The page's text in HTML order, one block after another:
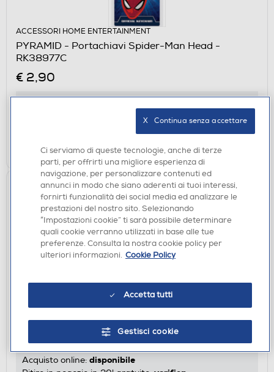
ACCESSORI HOME ENTERTAINMENT
PYRAMID - Portachiavi Spider-Man Head -
RK38977C
€ 2,90
Ritiro in negozio in 30' gratuito: verifica
Acquisto online: disponibile
Ci serviamo di queste tecnologie, anche di terze
parti, per offrirti una migliore esperienza di
navigazione, per personalizzare contenuti ed
annunci in modo che siano aderenti ai tuoi interessi,
fornirti funzionalità dei social media ed analizzare le
prestazioni del nostro sito. Selezionando
“Impostazioni cookie” ti sarà possibile determinare
quali cookie verranno utilizzati in base alle tue
preferenze. Consulta la nostra cookie policy per
ulteriori informazioni. Cookie Policy
Accetta tutti
Gestisci cookie
X   Continua senza accettare